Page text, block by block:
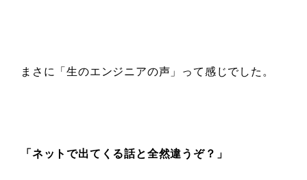
まさに「生のエンジニアの声」って感じでした。
「ネットで出てくる話と全然違うぞ？」